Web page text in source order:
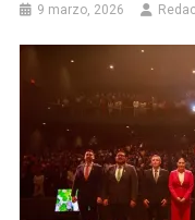
9 marzo, 2026